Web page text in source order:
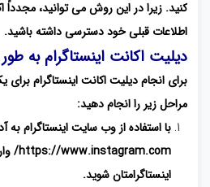
کنید. زیرا در این روش می توانید، مجدداً
اطلاعات قبلی خود دسترسی داشته باشید.
دیلیت اکانت اینستاگرام به
برای انجام دیلیت اکانت اینستاگرام
مراحل زیر را انجام دهید:
با استفاده از وب سایت اینستاگرام به
https://www.instagram.com/
اینستاگرامتان شوید.